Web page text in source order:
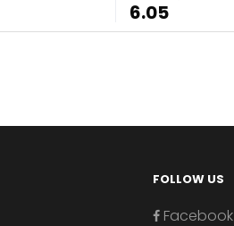
6.05
FOLLOW US
Facebook